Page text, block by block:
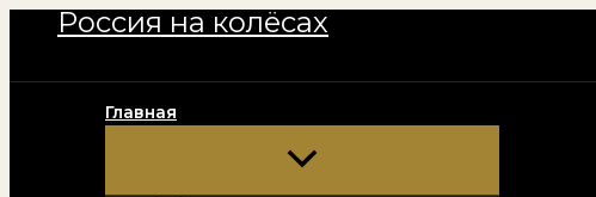
ПерейтиРоссия на колёсах
Главная